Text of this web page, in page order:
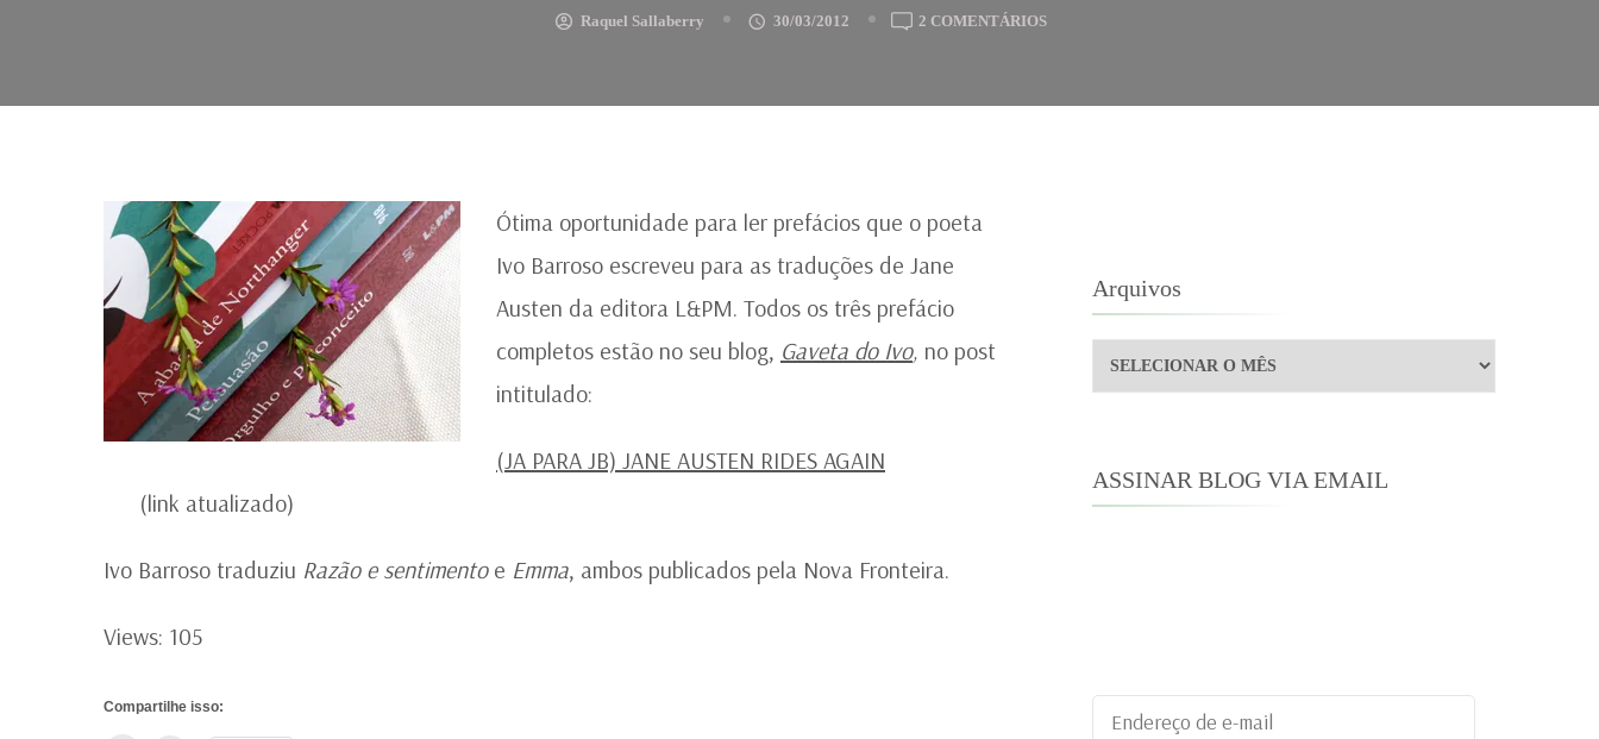
Raquel Sallaberry 30/03/2012 2 COMENTÁRIOSEM
DE
Ótima oportunidade para ler prefácios que o poeta
Ivo Barroso escreveu para as traduções de Jane
Austen da editora L&PM. Todos os três prefácio
completos estão no seu blog, Gaveta do Ivo, no post
intitulado:
(JA PARA JB) JANE AUSTEN RIDES AGAIN
(link atualizado)
Ivo Barroso traduziu Razão e sentimentoe Emma, ambos publicados pela Nova Fronteira.
Views: 105
Compartilhe isso:
Arquivos
Arquivos
ASSINAR BLOG VIA EMAIL
Endereço